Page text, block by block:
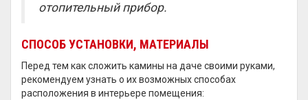
отопительный прибор.
СПОСОБ УСТАНОВКИ, МАТЕРИАЛЫ
Перед тем как сложить камины на даче своими руками,
рекомендуем узнать о их возможных способах
расположения в интерьере помещения: